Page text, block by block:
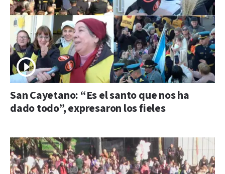
San Cayetano: “Es el santo que nos ha
dado todo”, expresaron los fieles